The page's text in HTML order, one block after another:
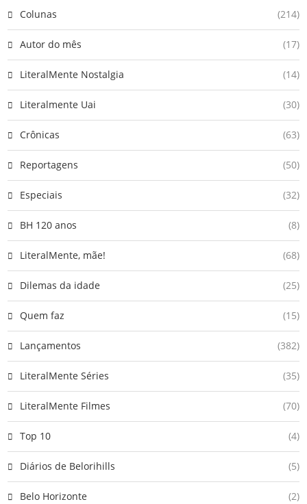
Colunas (214)
Autor do mês (17)
LiteralMente Nostalgia (14)
Literalmente Uai (30)
Crônicas (63)
Reportagens (50)
Especiais (32)
BH 120 anos (8)
LiteralMente, mãe! (68)
Dilemas da idade (25)
Quem faz (15)
Lançamentos (382)
LiteralMente Séries (35)
LiteralMente Filmes (70)
Top 10 (4)
Diários de Belorihills (5)
Belo Horizonte (2)